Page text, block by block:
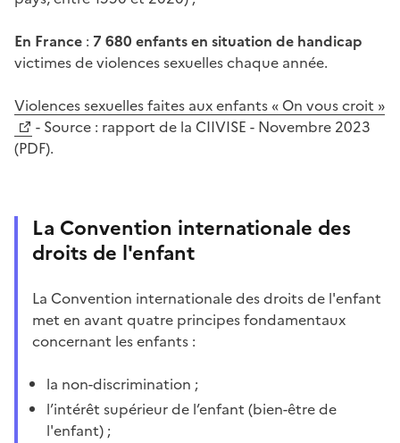
En France : 7 680 enfants en situation de handicap
victimes de violences sexuelles chaque année.
Violences sexuelles faites aux enfants « On vous croit »
- Source : rapport de la CIIVISE - Novembre 2023
(PDF).
La Convention internationale des
droits de l'enfant
La Convention internationale des droits de l'enfant
met en avant quatre principes fondamentaux
concernant les enfants :
la non-discrimination ;
l’intérêt supérieur de l’enfant (bien-être de
l'enfant) ;